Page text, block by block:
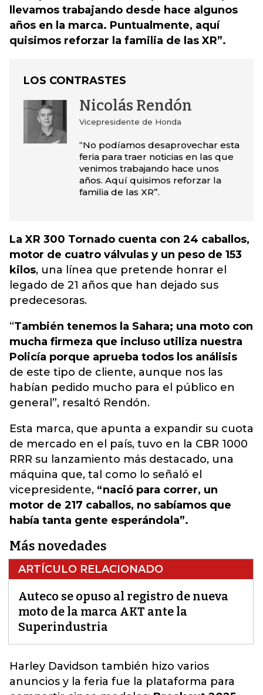
llevamos trabajando desde hace algunos
años en la marca. Puntualmente, aquí
quisimos reforzar la familia de las XR”.
LOS CONTRASTES
Nicolás Rendón
Vicepresidente de Honda
“No podíamos desaprovechar esta
feria para traer noticias en las que
venimos trabajando hace unos
años. Aquí quisimos reforzar la
familia de las XR”.
La XR 300 Tornado cuenta con 24 caballos,
motor de cuatro válvulas y un peso de 153
kilos, una línea que pretende honrar el
legado de 21 años que han dejado sus
predecesoras.
“También tenemos la Sahara; una moto con
mucha firmeza que incluso utiliza nuestra
Policía porque aprueba todos los análisis
de este tipo de cliente, aunque nos las
habían pedido mucho para el público en
general”, resaltó Rendón.
Esta marca, que apunta a expandir su cuota
de mercado en el país, tuvo en la CBR 1000
RRR su lanzamiento más destacado, una
máquina que, tal como lo señaló el
vicepresidente, “nació para correr, un
motor de 217 caballos, no sabíamos que
había tanta gente esperándola”.
Más novedades
ARTÍCULO RELACIONADO
Auteco se opuso al registro de nueva
moto de la marca AKT ante la
Superindustria
Harley Davidson también hizo varios
anuncios y la feria fue la plataforma para